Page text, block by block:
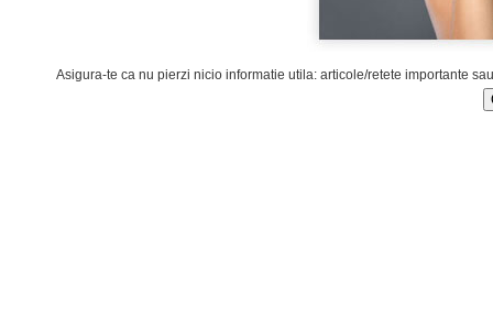
Asigura-te ca nu pierzi nicio informatie utila: articole/retete importante